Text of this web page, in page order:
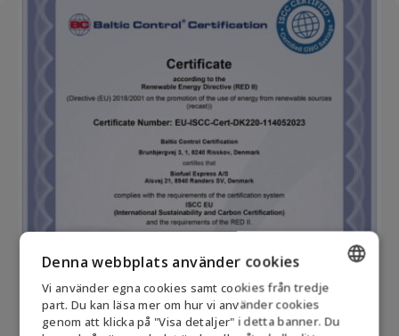
ENGLISH
DANISH
Denna webbplats använder cookies
Vi använder egna cookies samt cookies från tredje
part. Du kan läsa mer om hur vi använder cookies
genom att klicka på "Visa detaljer" i detta banner. Du